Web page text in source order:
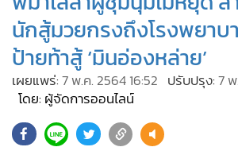
• คอลัมนิสต์
• ละคร
• CbizReview
• Cyber BIZ
• Good health & Well-being
นักสู้มวยกรงถึงโรงพยาบ
ป้ายท้าสู้ ‘มินอ่องหล่าย’
เผยแพร่:7 พ.ค. 2564 16:52 ปรับปรุง:7
โดย: ผู้จัดการออนไลน์